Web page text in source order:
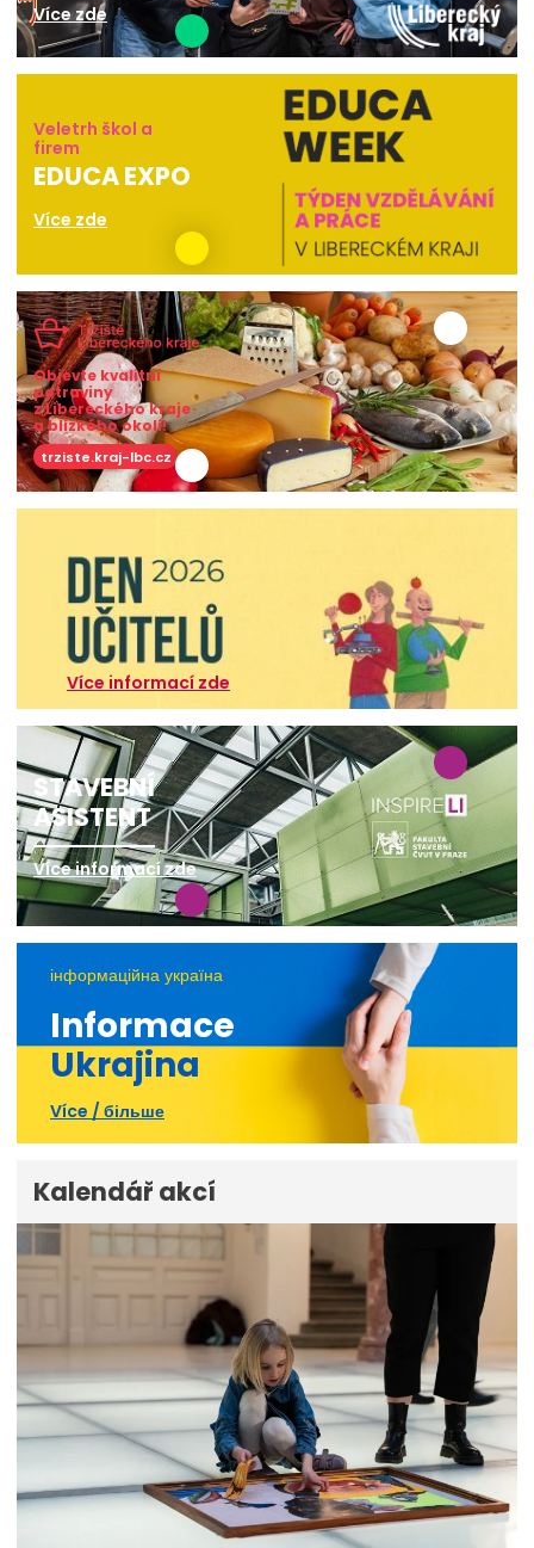
Více zde
Veletrh škol a
firem
EDUCA EXPO
Více zde
Objevte kvalitní
potraviny
z Libereckého kraje
a blízkého okolí!
trziste.kraj-lbc.cz
Více informací zde
STAVEBNÍ
ASISTENT
Více informací zde
інформаційна україна
Informace
Ukrajina
Více / більше
Kalendář akcí